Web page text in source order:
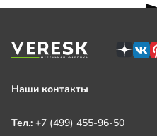
Наши контакты
Тел.: +7 (499) 455-96-50